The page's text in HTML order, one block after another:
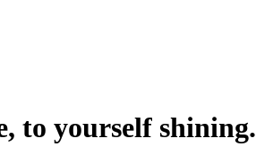
to yourself shining.